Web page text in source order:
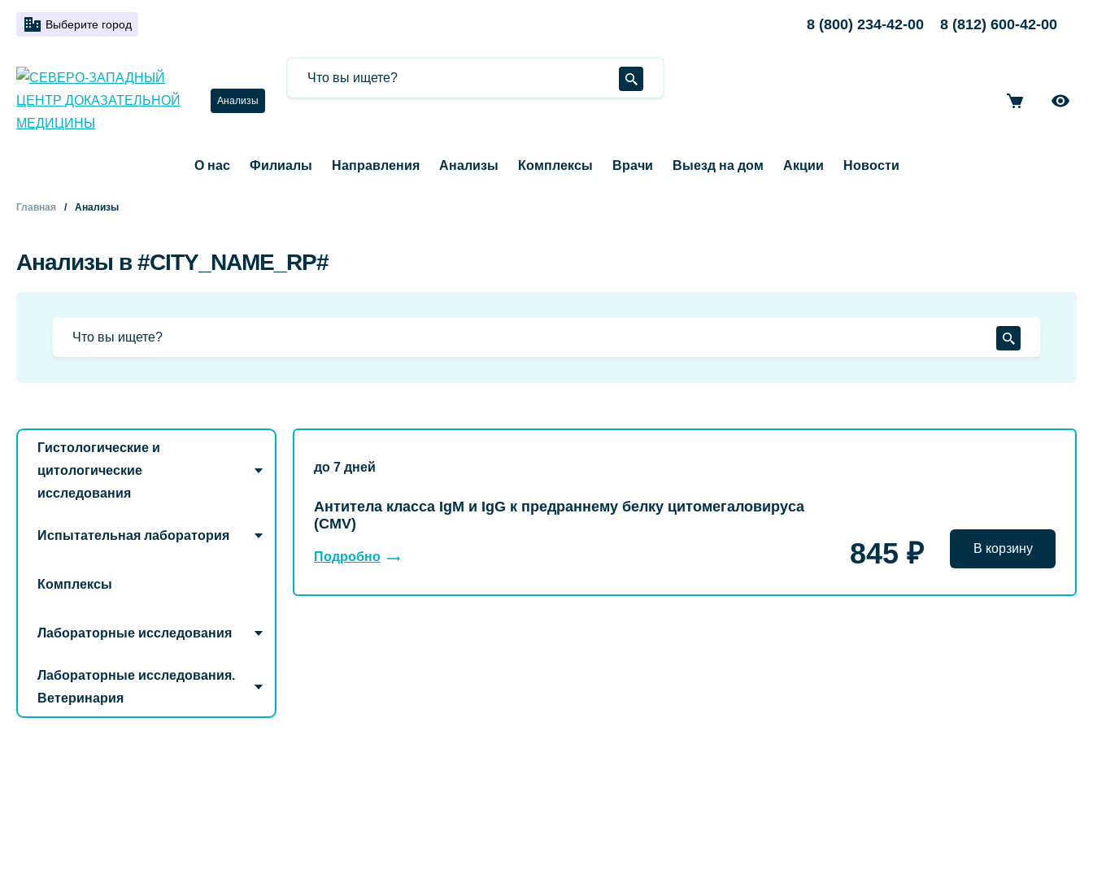
Выберите город 8 (800) 234-42-00 8 (812) 600-42-00
Анализы
О нас Филиалы Направления Анализы Комплексы Врачи Выезд на дом Акции Новости
Главная Анализы
Анализы в #CITY_NAME_RP#
Гистологические и
цитологические
исследования
Испытательная лаборатория
Комплексы
Лабораторные исследования
Лабораторные исследования.
Ветеринария
до 7 дней
Антитела класса IgM и IgG к предраннему белку цитомегаловируса
(CMV)
Подробно 845 ₽ В корзину